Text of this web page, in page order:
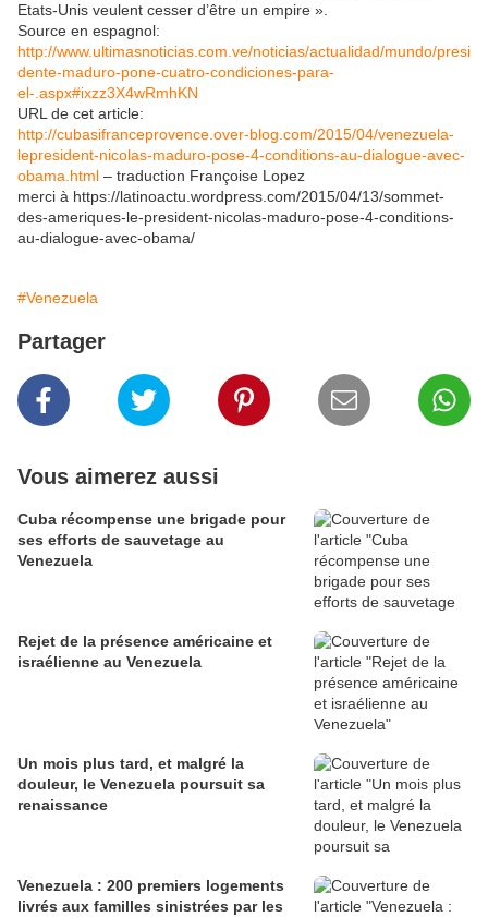
Etats-Unis veulent cesser d’être un empire ».
Source en espagnol:
http://www.ultimasnoticias.com.ve/noticias/actualidad/mundo/presi
dente-maduro-pone-cuatro-condiciones-para-
el-.aspx#ixzz3X4wRmhKN
URL de cet article:
http://cubasifranceprovence.over-blog.com/2015/04/venezuela-
lepresident-nicolas-maduro-pose-4-conditions-au-dialogue-avec-
obama.html – traduction Françoise Lopez
merci à https://latinoactu.wordpress.com/2015/04/13/sommet-
des-ameriques-le-president-nicolas-maduro-pose-4-conditions-
au-dialogue-avec-obama/
#Venezuela
Partager
Vous aimerez aussi
Cuba récompense une brigade pour
ses efforts de sauvetage au
Venezuela
Rejet de la présence américaine et
israélienne au Venezuela
Un mois plus tard, et malgré la
douleur, le Venezuela poursuit sa
renaissance
Venezuela : 200 premiers logements
livrés aux familles sinistrées par les